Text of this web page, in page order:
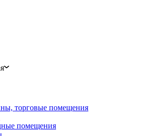
торговые помещения
помещения